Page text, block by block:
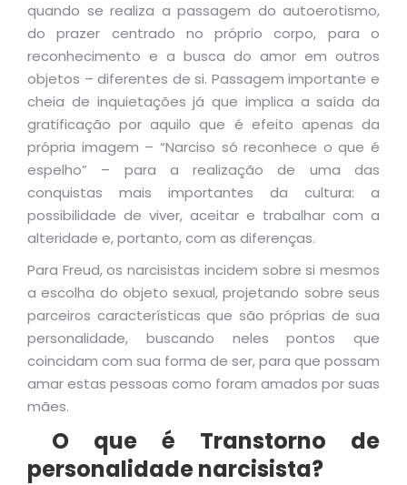
quando se realiza a passagem do autoerotismo,
do prazer centrado no próprio corpo, para o
reconhecimento e a busca do amor em outros
objetos – diferentes de si. Passagem importante e
cheia de inquietações já que implica a saída da
gratificação por aquilo que é efeito apenas da
própria imagem – “Narciso só reconhece o que é
espelho” – para a realização de uma das
conquistas mais importantes da cultura: a
possibilidade de viver, aceitar e trabalhar com a
alteridade e, portanto, com as diferenças.
Para Freud, os narcisistas incidem sobre si mesmos
a escolha do objeto sexual, projetando sobre seus
parceiros características que são próprias de sua
personalidade, buscando neles pontos que
coincidam com sua forma de ser, para que possam
amar estas pessoas como foram amados por suas
mães.
O que é Transtorno de
personalidade narcisista?